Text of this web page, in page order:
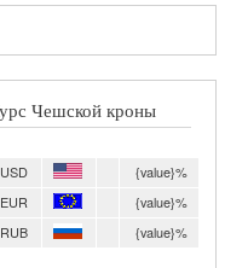
Чешской кроны
USD
{value}%
EUR
{value}%
RUB
{value}%